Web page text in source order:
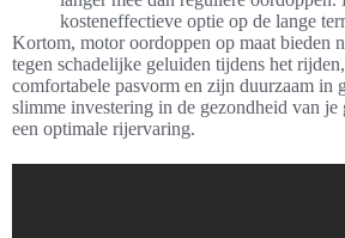
kosteneffectieve optie op de lange
Kortom, motor oordoppen op maat bieden
tegen schadelijke geluiden tijdens het
comfortabele pasvorm en zijn duurzaam in
slimme investering in de gezondheid van je
een optimale rijervaring.